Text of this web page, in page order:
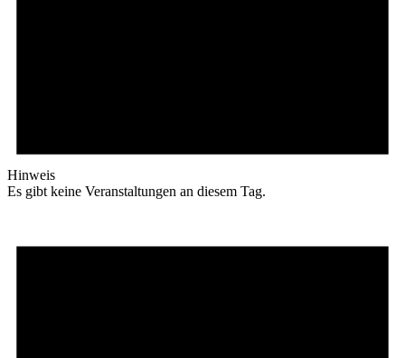
Hinweis
Es gibt keine Veranstaltungen an diesem Tag.